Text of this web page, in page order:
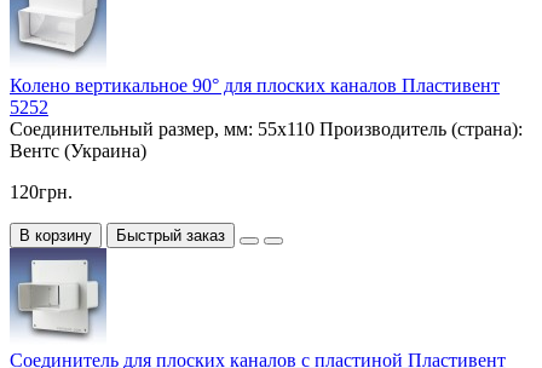
Колено вертикальное 90° для плоских каналов Пластивент
5252
Соединительный размер, мм: 55х110 Производитель (страна):
Вентс (Украина)
120грн.
В корзину Быстрый заказ
Соединитель для плоских каналов с пластиной Пластивент